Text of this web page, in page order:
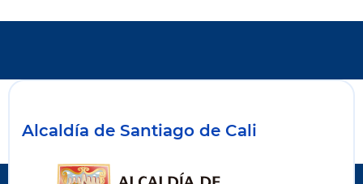
Alcaldía de Santiago de Cali